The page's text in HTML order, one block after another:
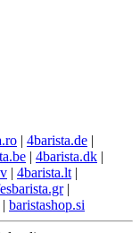
| 4barista.de |
| 4barista.dk |
| 4barista.lt |
|
| baristashop.si